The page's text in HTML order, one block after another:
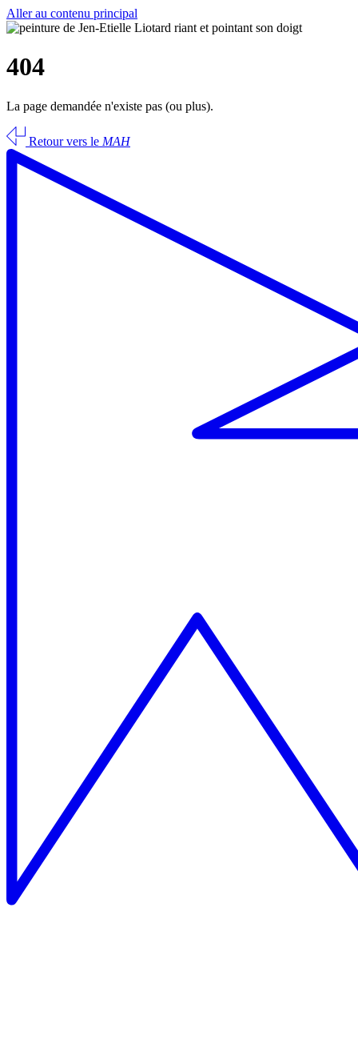
Aller au contenu principal
404
La page demandée n'existe pas (ou plus).
Retour vers le MAH